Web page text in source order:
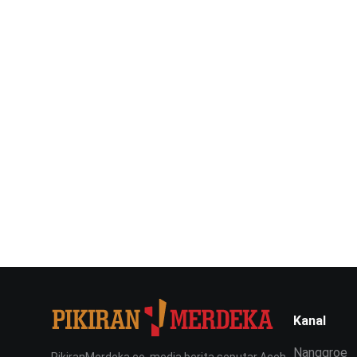
Kanal
Nanggroe